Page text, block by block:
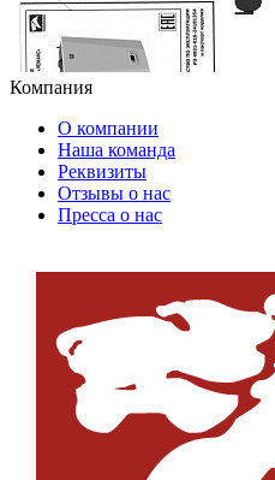
Компания
О компании
Наша команда
Реквизиты
Отзывы о нас
Пресса о нас